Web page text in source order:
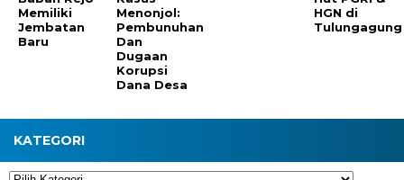
Memiliki
Jembatan
Baru
Menonjol:
Pembunuhan
Dan
Dugaan
Korupsi
Dana Desa
HGN di
Tulungagung
KATEGORI